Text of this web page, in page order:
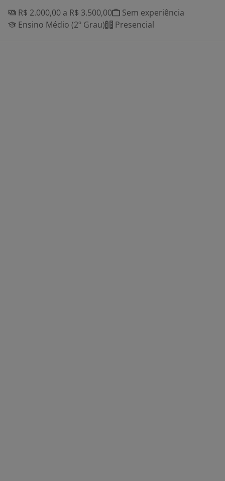
R$ 2.000,00 a R$ 3.500,00
Sem experiência
Ensino Médio (2º Grau)
Presencial